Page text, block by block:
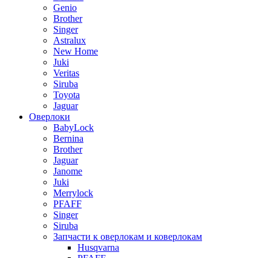
Genio
Brother
Singer
Astralux
New Home
Juki
Veritas
Siruba
Toyota
Jaguar
Оверлоки
BabyLock
Bernina
Brother
Jaguar
Janome
Juki
Merrylock
PFAFF
Singer
Siruba
Запчасти к оверлокам и коверлокам
Husqvarna